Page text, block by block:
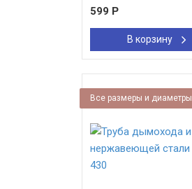
599 Р
В корзину
Все размеры и диаметры